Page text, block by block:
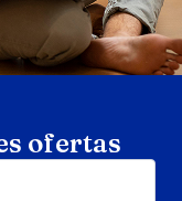
ofertas